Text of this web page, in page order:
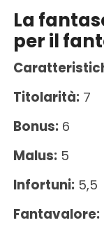
La
per il
Titolarità:7
Bonus:6
Malus:5
Infortuni:5,5
Fantavalore: